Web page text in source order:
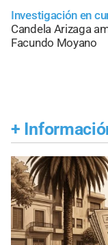
Investigación en
Candela Arizaga
Facundo Moyano
+